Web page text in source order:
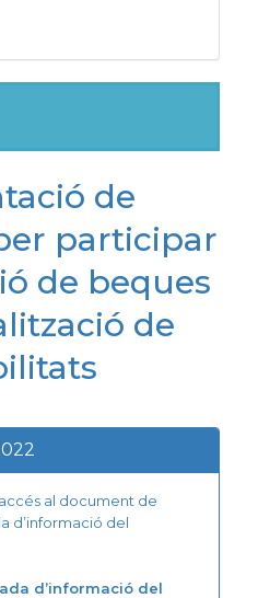
de
participar
de beques
de
al document de
d’informació del
d’informació del